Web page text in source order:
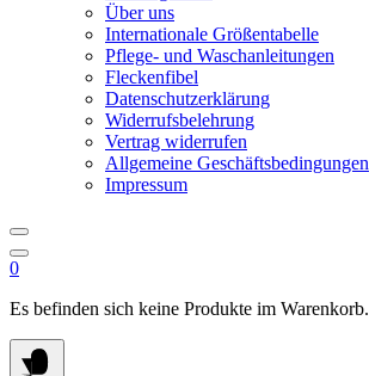
Über uns
Internationale Größentabelle
Pflege- und Waschanleitungen
Fleckenfibel
Datenschutzerklärung
Widerrufsbelehrung
Vertrag widerrufen
Allgemeine Geschäftsbedingungen
Impressum
0
Es befinden sich keine Produkte im Warenkorb.